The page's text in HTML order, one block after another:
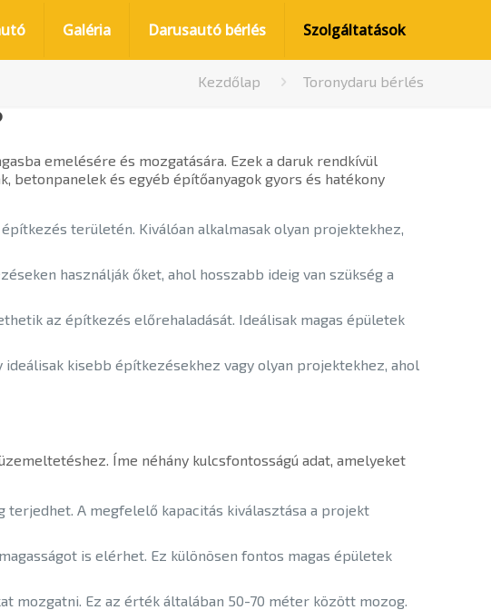
Galéria Darusautó bérlés Szolgáltatások
Kezdőlap Toronydaru bérlés
emelésére és mozgatására. Ezek a daruk rendkívül
betonpanelek és egyéb építőanyagok gyors és hatékony
területén. Kiválóan alkalmasak olyan projektekhez,
használják őket, ahol hosszabb ideig van szükség a
az építkezés előrehaladását. Ideálisak magas épületek
kisebb építkezésekhez vagy olyan projektekhez, ahol
Íme néhány kulcsfontosságú adat, amelyeket
terjedhet. A megfelelő kapacitás kiválasztása a projekt
is elérhet. Ez különösen fontos magas épületek
mozgatni. Ez az érték általában 50-70 méter között mozog.